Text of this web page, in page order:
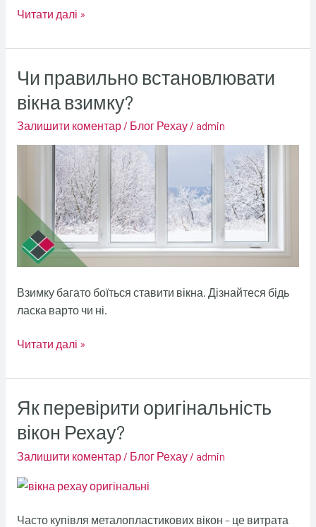
Читати далі »
Чи правильно встановлювати
вікна взимку?
Залишити коментар / Блог Рехау/ admin
Взимку багато боїться ставити вікна. Дізнайтеся бідь
ласка варто чи ні.
Чи
правильно
встановлювати
вікна
взимку?
Читати далі »
Як перевірити оригінальність
вікон Рехау?
Залишити коментар / Блог Рехау/ admin
Часто купівля металопластикових вікон – це витрата
Як
перевірити
оригінальність
вікон
Рехау?